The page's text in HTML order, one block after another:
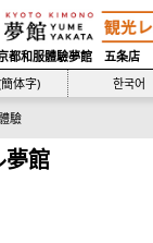
都和服體驗夢館 五条店
体字) 한국어
驗
夢館